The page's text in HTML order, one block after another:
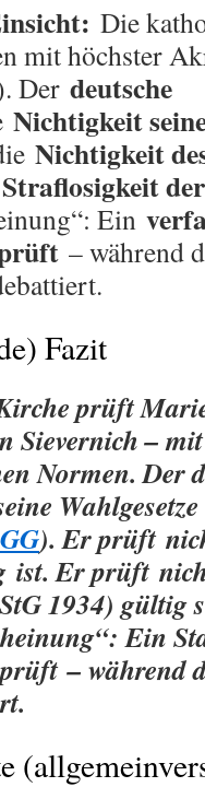
Die
mit höchster
Der deutsche
Nichtigkeit
Nichtigkeit
Straflosigkeit
Ein
– während
Fazit
prüft
Sievernich –
Normen. Der
Wahlgesetze
). Er prüft
ist. Er prüft
1934) gültig
Ein
– während